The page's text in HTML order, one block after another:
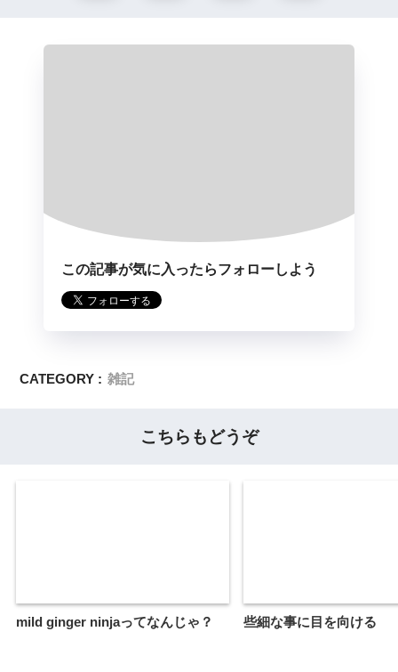
この記事が気に入ったらフォローしよう
CATEGORY : 雑記
こちらもどうぞ
mild ginger ninjaってなんじゃ？ 些細な事に目を向ける